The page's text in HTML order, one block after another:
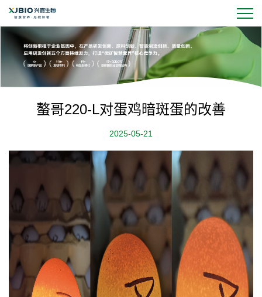
螯哥220-L对蛋鸡暗斑蛋的改善
2025-05-21